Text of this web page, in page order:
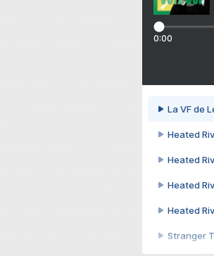
0:00
La VF de
Heated
Heated
Heated
Heated
Stranger